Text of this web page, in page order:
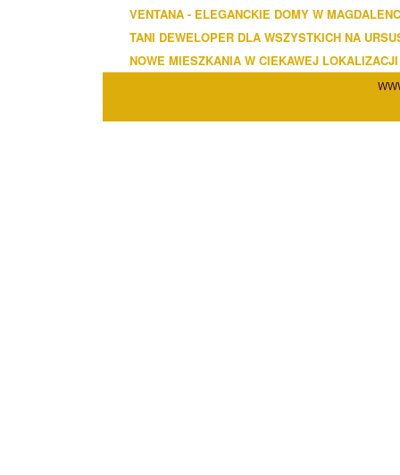
VENTANA - ELEGANCKIE DOMY W
TANI DEWELOPER DLA WSZYSTKICH NA
NOWE MIESZKANIA W CIEKAWEJ LOKALIZACJI